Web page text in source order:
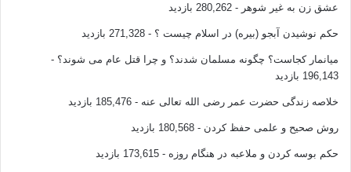
عشق زن به غیر شوهر - 280,262 بازدید
حکم نوشیدن آبجو (بیره) در اسلام چیست ؟ - 271,328 بازدید
میانمار کجاست؟ چگونه مسلمان شدند؟ و چرا قتل عام می شوند؟ -
196,143 بازدید
خلاصه زندگی حضرت عمر رضی الله تعالی عنه - 185,476 بازدید
روش صحیح و علمی حفظ کردن - 180,568 بازدید
حکم بوسه کردن و ملاعبه در هنگام روزه - 173,615 بازدید